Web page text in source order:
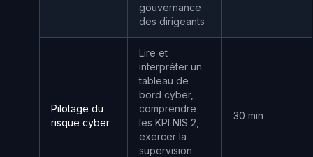
gouvernance
des dirigeants
Pilotage du
risque cyber
Lire et
interpréter un
tableau de
bord cyber,
comprendre
les KPI NIS 2,
exercer la
supervision
30 min